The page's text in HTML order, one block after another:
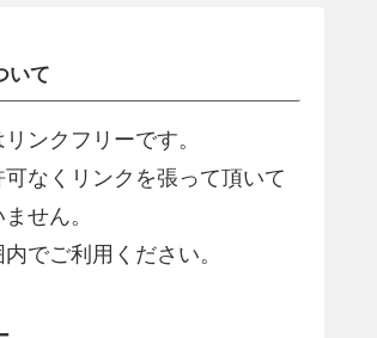
いて
ンクフリーです。
なくリンクを張って頂いて
せん。
でご利用ください。